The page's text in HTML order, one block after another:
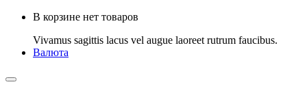
В корзине нет товаров
Vivamus sagittis lacus vel augue laoreet rutrum faucibus.
Валюта